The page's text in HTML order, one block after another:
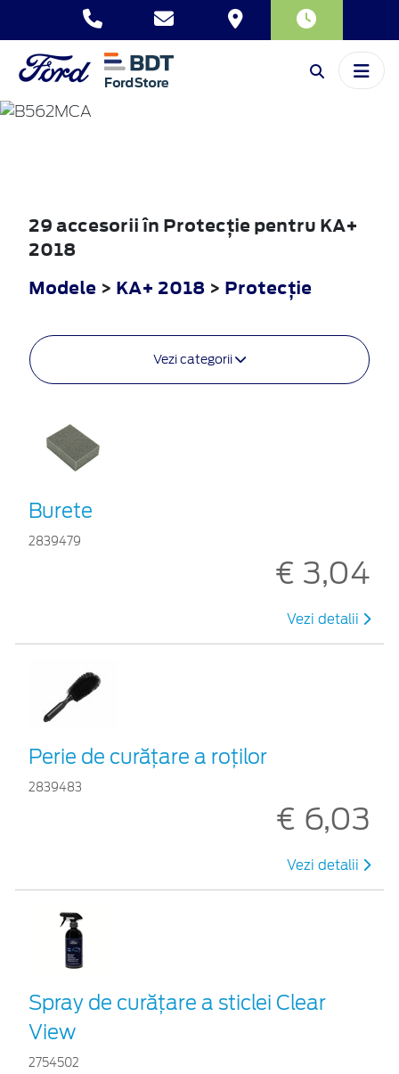
KA+
29 accesorii în Protecţie pentru KA+
2018
Modele > KA+ 2018 > Protecţie
Vezi categorii
Burete
2839479
€ 3,04
Vezi detalii
Perie de curățare a roților
2839483
€ 6,03
Vezi detalii
Spray de curățare a sticlei Clear
View
2754502